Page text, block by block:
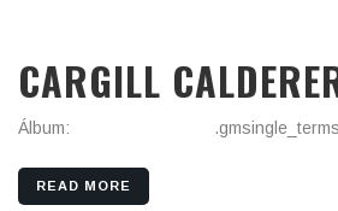
CARGILL
Álbum:
READ MORE